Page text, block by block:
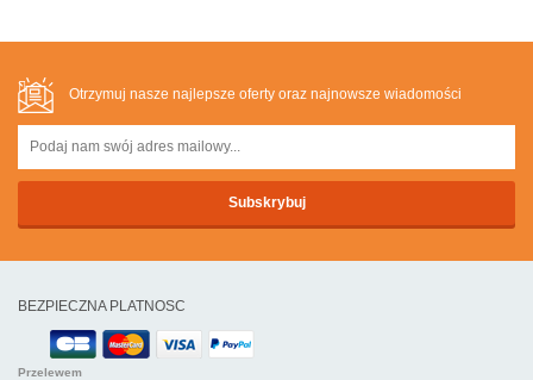
Otrzymuj nasze najlepsze oferty oraz najnowsze wiadomości
BEZPIECZNA PLATNOSC
Przelewem